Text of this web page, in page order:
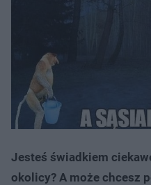
Jesteś świadkiem
okolicy? A może chcesz